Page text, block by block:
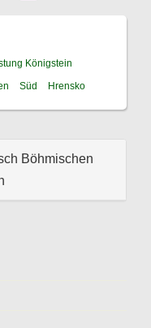
Königstein
Süd Hrensko
Böhmischen